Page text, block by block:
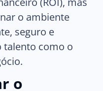
o ambiente
seguro e
talento como o
o